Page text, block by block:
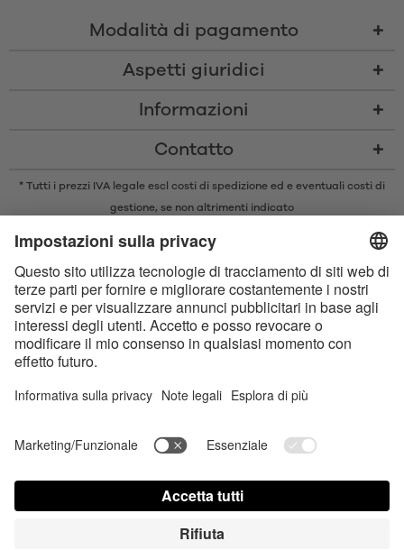
Modalità di pagamento
Aspetti giuridici
Informazioni
Contatto
* Tutti i prezzi IVA legale escl costi di spedizione ed e eventuali costi di
gestione, se non altrimenti indicato
Bluetooth SIG, Inc. e qualsiasi utilizzo di tali marchi da parte di Satisfyer
GmbH è concesso in licenza.
Apple, il logo Apple e Apple Watch sono marchi di Apple Inc. Google Play
e il logo Google Play sono marchi di Google LLC.
Dichiarazione sull‘Accessibilità Contact us today
FAQ